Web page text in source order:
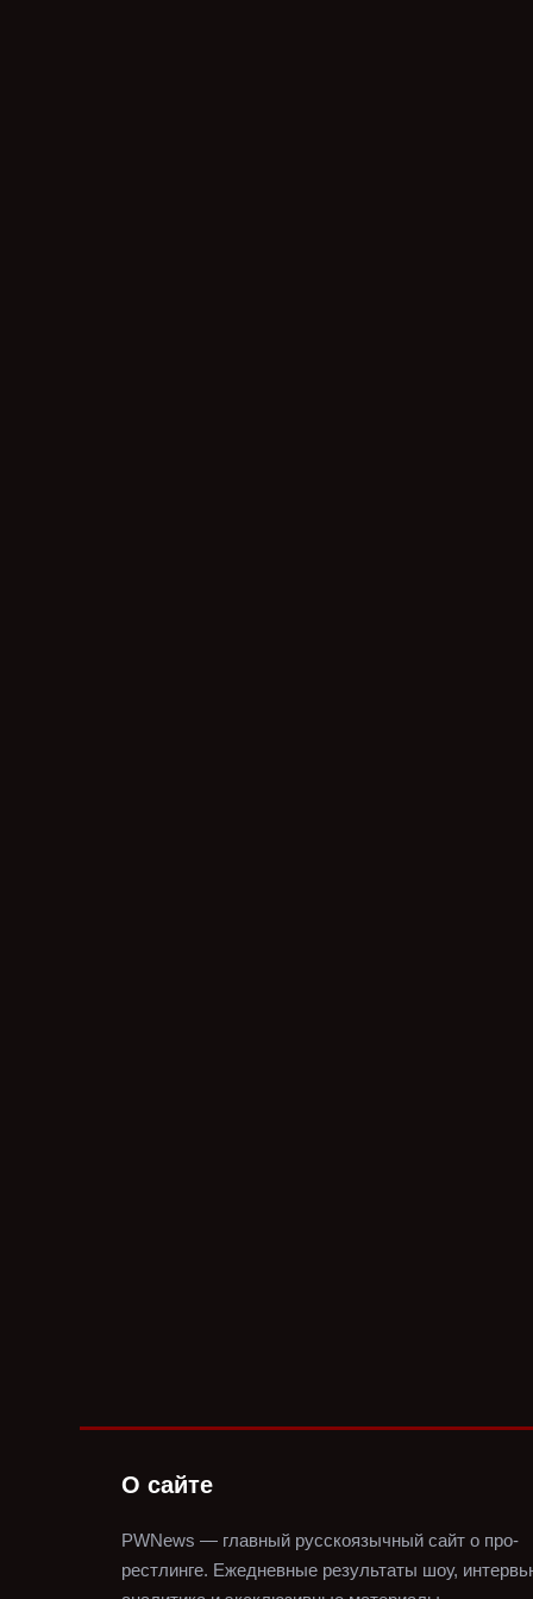
О сайте
PWNews — главный русскоязычный сайт о про-
рестлинге. Ежедневные результаты шоу,